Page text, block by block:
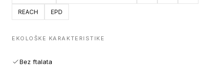
REACH EPD
EKOLOŠKE KARAKTERISTIKE
Bez ftalata